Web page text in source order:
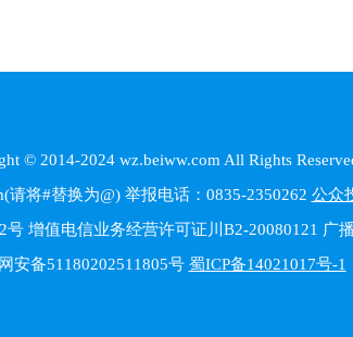
© 2014-2024 wz.beiww.com All Rights
将#替换为@) 举报电话：0835-2350262 公众
增值电信业务经营许可证川B2-20080121 广
安备51180202511805号 蜀ICP备14021017号-1